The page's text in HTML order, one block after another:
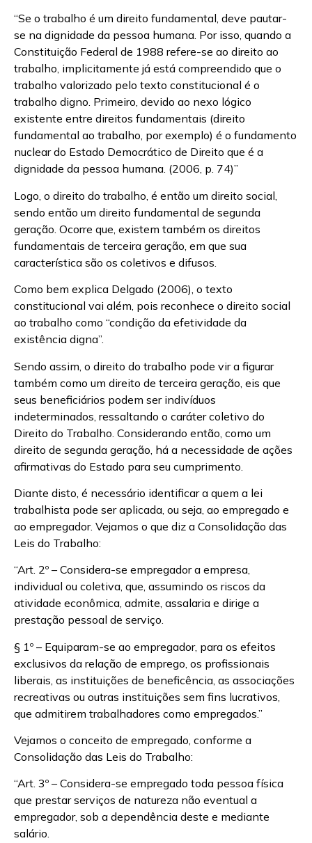
“Se o trabalho é um direito fundamental, deve pautar-
se na dignidade da pessoa humana. Por isso, quando a
Constituição Federal de 1988 refere-se ao direito ao
trabalho, implicitamente já está compreendido que o
trabalho valorizado pelo texto constitucional é o
trabalho digno. Primeiro, devido ao nexo lógico
existente entre direitos fundamentais (direito
fundamental ao trabalho, por exemplo) é o fundamento
nuclear do Estado Democrático de Direito que é a
dignidade da pessoa humana. (2006, p. 74)”
Logo, o direito do trabalho, é então um direito social,
sendo então um direito fundamental de segunda
geração. Ocorre que, existem também os direitos
fundamentais de terceira geração, em que sua
característica são os coletivos e difusos.
Como bem explica Delgado (2006), o texto
constitucional vai além, pois reconhece o direito social
ao trabalho como “condição da efetividade da
existência digna”.
Sendo assim, o direito do trabalho pode vir a figurar
também como um direito de terceira geração, eis que
seus beneficiários podem ser indivíduos
indeterminados, ressaltando o caráter coletivo do
Direito do Trabalho. Considerando então, como um
direito de segunda geração, há a necessidade de ações
afirmativas do Estado para seu cumprimento.
Diante disto, é necessário identificar a quem a lei
trabalhista pode ser aplicada, ou seja, ao empregado e
ao empregador. Vejamos o que diz a Consolidação das
Leis do Trabalho:
“Art. 2º – Considera-se empregador a empresa,
individual ou coletiva, que, assumindo os riscos da
atividade econômica, admite, assalaria e dirige a
prestação pessoal de serviço.
§ 1º – Equiparam-se ao empregador, para os efeitos
exclusivos da relação de emprego, os profissionais
liberais, as instituições de beneficência, as associações
recreativas ou outras instituições sem fins lucrativos,
que admitirem trabalhadores como empregados.”
Vejamos o conceito de empregado, conforme a
Consolidação das Leis do Trabalho:
“Art. 3º – Considera-se empregado toda pessoa física
que prestar serviços de natureza não eventual a
empregador, sob a dependência deste e mediante
salário.